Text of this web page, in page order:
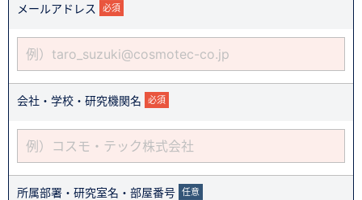
メールアドレス 必須
会社・学校・研究機関名 必須
所属部署・研究室名・部屋番号 任意